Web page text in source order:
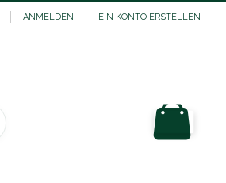
ANMELDEN EIN KONTO ERSTELLEN